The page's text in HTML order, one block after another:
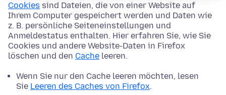
Cookies sind Dateien, die von einer Website auf
Ihrem Computer gespeichert werden und Daten wie
z. B. persönliche Seiteneinstellungen und
Anmeldestatus enthalten. Hier erfahren Sie, wie Sie
Cookies und andere Website-Daten in Firefox
löschen und den Cache leeren.
Wenn Sie nur den Cache leeren möchten, lesen
Sie Leeren des Caches von Firefox.